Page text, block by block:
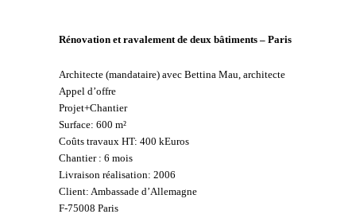
Rénovation et ravalement de deux bâtiments – Paris
Architecte (mandataire) avec Bettina Mau, architecte
Appel d’offre
Projet+Chantier
Surface: 600 m²
Coûts travaux HT: 400 kEuros
Chantier : 6 mois
Livraison réalisation: 2006
Client: Ambassade d’Allemagne
F-75008 Paris